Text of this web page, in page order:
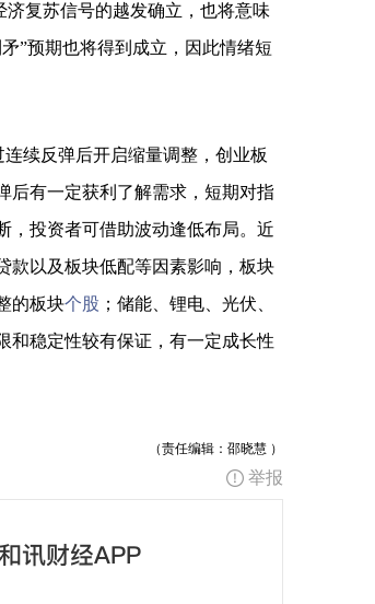
复苏信号的越发确立，也将意味
”预期也将得到成立，因此情绪短
续反弹后开启缩量调整，创业板
后有一定获利了解需求，短期对指
，投资者可借助波动逢低布局。近
款以及板块低配等因素影响，板块
的板块个股 ；储能、锂电、光伏、
和稳定性较有保证，有一定成长性
（责任编辑：邵晓慧 ）
举报